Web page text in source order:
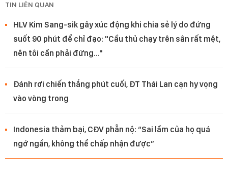
TIN LIÊN QUAN
HLV Kim Sang-sik gây xúc động khi chia sẻ lý do đứng
suốt 90 phút để chỉ đạo: "Cầu thủ chạy trên sân rất mệt,
nên tôi cần phải đứng..."
Đánh rơi chiến thắng phút cuối, ĐT Thái Lan cạn hy vọng
vào vòng trong
Indonesia thảm bại, CĐV phẫn nộ: “Sai lầm của họ quá
ngớ ngẩn, không thể chấp nhận được”